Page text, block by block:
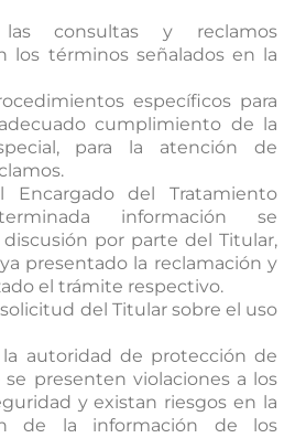
consultas y reclamos
los términos señalados en la
específicos para
cumplimiento de la
para la atención de
Encargado del Tratamiento
información se
por parte del Titular,
presentado la reclamación y
el trámite respectivo.
del Titular sobre el uso
autoridad de protección de
presenten violaciones a los
y existan riesgos en la
de la información de los